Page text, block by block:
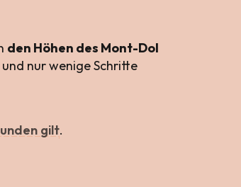
den Höhen des Mont-Dol
nur wenige Schritte
gilt.